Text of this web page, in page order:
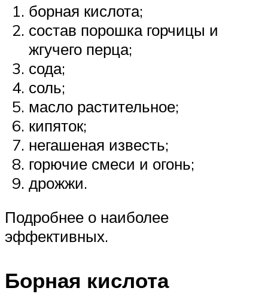
борная кислота;
состав порошка горчицы и
жгучего перца;
сода;
соль;
масло растительное;
кипяток;
негашеная известь;
горючие смеси и огонь;
дрожжи.
Подробнее о наиболее
эффективных.
Борная кислота